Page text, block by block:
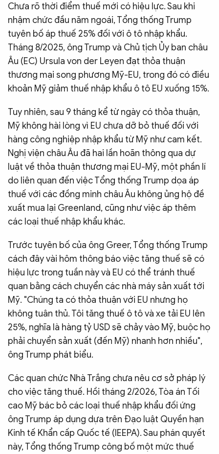
Chưa rõ thời điểm thuế mới có hiệu lực. Sau khi
nhậm chức đầu năm ngoái, Tổng thống Trump
tuyên bố áp thuế 25% đối với ô tô nhập khẩu.
Tháng 8/2025, ông Trump và Chủ tịch Ủy ban châu
Âu (EC) Ursula von der Leyen đạt thỏa thuận
thương mại song phương Mỹ-EU, trong đó có điều
khoản Mỹ giảm thuế nhập khẩu ô tô EU xuống 15%.
Tuy nhiên, sau 9 tháng kể từ ngày có thỏa thuận,
Mỹ không hài lòng vì EU chưa dỡ bỏ thuế đối với
hàng công nghiệp nhập khẩu từ Mỹ như cam kết.
Nghị viện châu Âu đã hai lần hoãn thông qua dự
luật về thỏa thuận thương mại EU-Mỹ, một phần lí
do liên quan đến việc Tổng thống Trump dọa áp
thuế với các đồng minh châu Âu không ủng hộ đề
xuất mua lại Greenland, cũng như việc áp thêm
các loại thuế nhập khẩu khác.
Trước tuyên bố của ông Greer, Tổng thống Trump
cách đây vài hôm thông báo việc tăng thuế sẽ có
hiệu lực trong tuần này và EU có thể tránh thuế
quan bằng cách chuyển các nhà máy sản xuất tới
Mỹ. "Chúng ta có thỏa thuận với EU nhưng họ
không tuân thủ. Tôi tăng thuế ô tô và xe tải EU lên
25%, nghĩa là hàng tỷ USD sẽ chảy vào Mỹ, buộc họ
phải chuyển sản xuất (đến Mỹ) nhanh hơn nhiều",
ông Trump phát biểu.
Các quan chức Nhà Trắng chưa nêu cơ sở pháp lý
cho việc tăng thuế. Hồi tháng 2/2026, Tòa án Tối
cao Mỹ bác bỏ các loại thuế nhập khẩu đối ứng
ông Trump áp dụng dựa trên Đạo luật Quyền hạn
Kinh tế Khẩn cấp Quốc tế (IEEPA). Sau phán quyết
này, Tổng thống Trump công bố một mức thuế